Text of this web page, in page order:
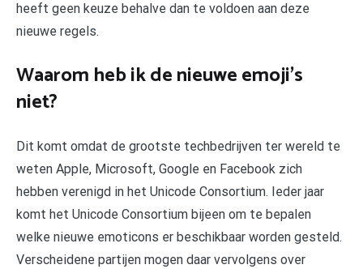
heeft geen keuze behalve dan te voldoen aan deze
nieuwe regels.
Waarom heb ik de nieuwe emoji’s
niet?
Dit komt omdat de grootste techbedrijven ter wereld te
weten Apple, Microsoft, Google en Facebook zich
hebben verenigd in het Unicode Consortium. Ieder jaar
komt het Unicode Consortium bijeen om te bepalen
welke nieuwe emoticons er beschikbaar worden gesteld.
Verscheidene partijen mogen daar vervolgens over